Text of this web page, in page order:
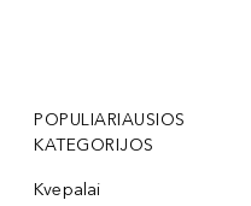
POPULIARIAUSIOS
KATEGORIJOS
Kvepalai